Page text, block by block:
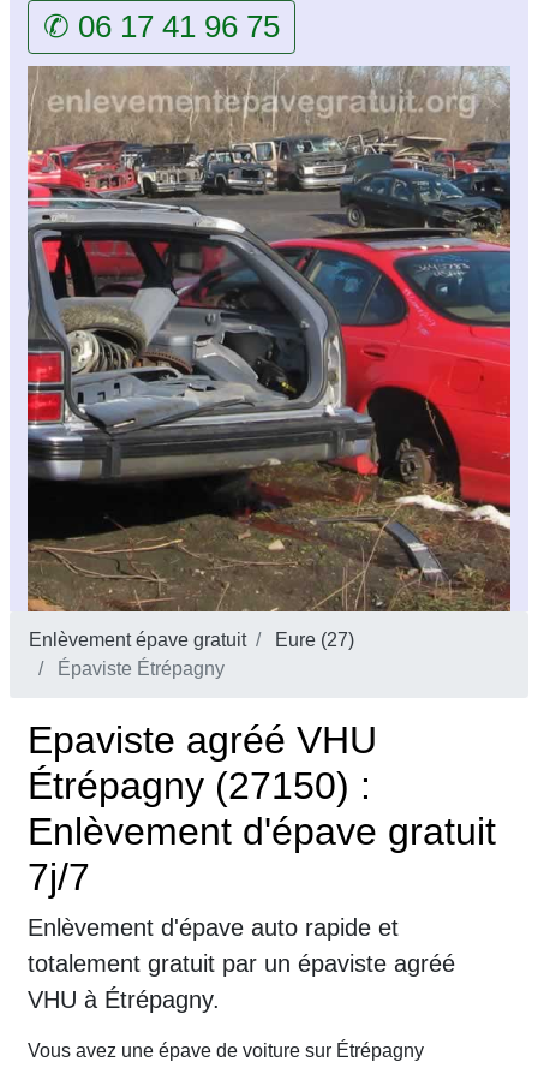
✆ 06 17 41 96 75
Enlèvement épave gratuit
Eure (27)
Épaviste Étrépagny
Epaviste agréé VHU
Étrépagny (27150) :
Enlèvement d'épave gratuit
7j/7
Enlèvement d'épave auto rapide et
totalement gratuit par un épaviste agréé
VHU à Étrépagny.
Vous avez une épave de voiture sur Étrépagny